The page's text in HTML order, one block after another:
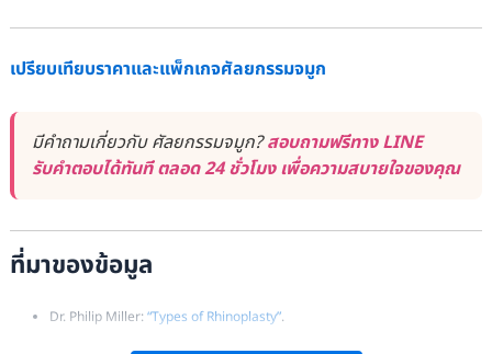
เปรียบเทียบราคาและแพ็กเกจศัลยกรรมจมูก
มีคำถามเกี่ยวกับ ศัลยกรรมจมูก?สอบถามฟรีทาง LINE
รับคำตอบได้ทันที ตลอด 24 ชั่วโมง เพื่อความสบายใจของคุณ
ที่มาของข้อมูล
Dr. Philip Miller: “Types of Rhinoplasty”.